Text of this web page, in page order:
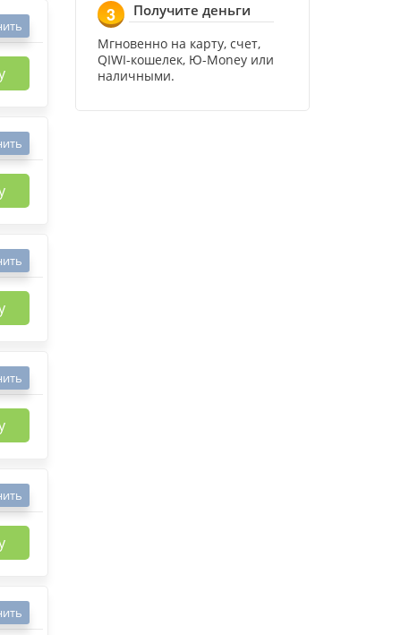
3 Получите деньги
Мгновенно на карту, счет,
QIWI-кошелек, Ю-Money или
наличными.